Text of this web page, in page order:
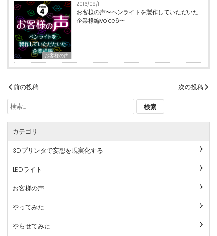
お客様の声
2016/09/11
お客様の声〜ペンライトを製作していただいた
企業様編voice6〜
投
稿
ナ
ビ
ゲ
ー
ョ
前の投稿
次の投稿
検
索:
カテゴリ
3Dプリンタで妄想を現実化する
LEDライト
お客様の声
やってみた
やらせてみた